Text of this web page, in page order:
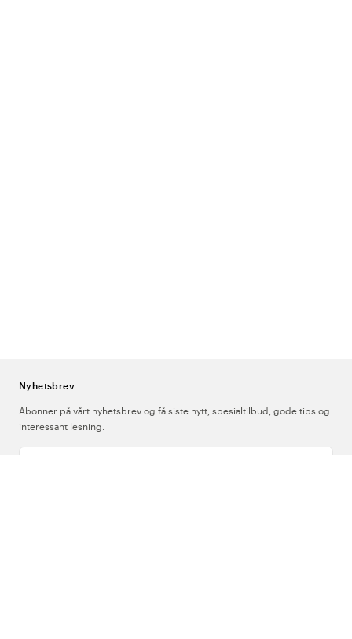
Nyhetsbrev
Abonner på vårt nyhetsbrev og få siste nytt, spesialtilbud, gode tips og
interessant lesning.
Skriv inn din e-postadresse